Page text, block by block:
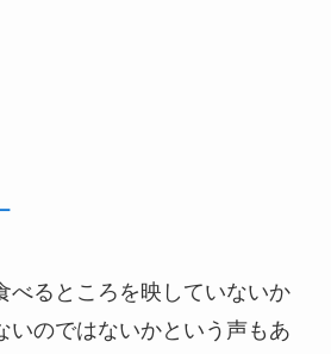
べるところを映していないか
いのではないかという声もあ